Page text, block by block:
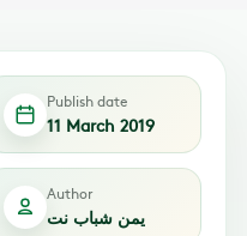
Publish date
11 March 2019
Author
يمن شباب نت